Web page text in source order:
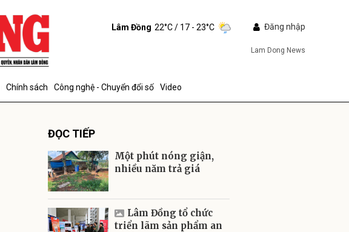
Lâm Đồng 22°C/ 17 - 23°C Đăng nhập
Lam Dong News
Chính sách Công nghệ - Chuyển đổi số Video
ĐỌC TIẾP
Một phút nóng giận,
nhiều năm trả giá
Lâm Đồng tổ chức
triển lãm sản phẩm an
Gửi